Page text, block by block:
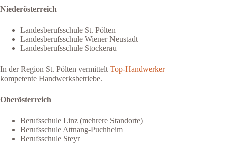
Niederösterreich
Landesberufsschule St. Pölten
Landesberufsschule Wiener Neustadt
Landesberufsschule Stockerau
In der Region St. Pölten vermittelt Top-Handwerker
kompetente Handwerksbetriebe.
Oberösterreich
Berufsschule Linz (mehrere Standorte)
Berufsschule Attnang-Puchheim
Berufsschule Steyr